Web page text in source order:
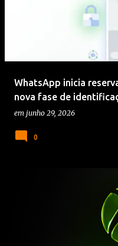
WhatsApp inicia
nova fase de
em junho 29, 2026
0